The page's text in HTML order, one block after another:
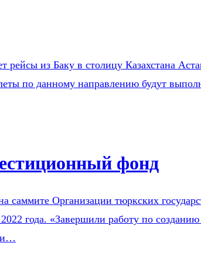
из Баку в столицу Казахстана
по данному направлению будут
фонд
саммите Организации тюркских
года. «Завершили работу по